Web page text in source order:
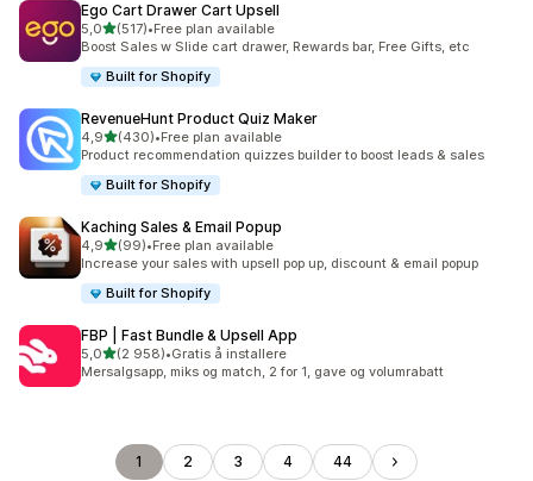
Ego Cart Drawer Cart Upsell
5,0av 5 stjerner
(517)
Totalt 517 omtaler
•Free plan available
Boost Sales w Slide cart drawer, Rewards bar, Free Gifts, etc
Built for Shopify
RevenueHunt Product Quiz Maker
4,9av 5 stjerner
(430)
Totalt 430 omtaler
•Free plan available
Product recommendation quizzes builder to boost leads & sales
Built for Shopify
Kaching Sales & Email Popup
4,9av 5 stjerner
(99)
Totalt 99 omtaler
•Free plan available
Increase your sales with upsell pop up, discount & email popup
Built for Shopify
FBP | Fast Bundle & Upsell App
5,0av 5 stjerner
(2 958)
Totalt 2958 omtaler
•Gratis å installere
Mersalgsapp, miks og match, 2 for 1, gave og volumrabatt
1 2 3 4 44